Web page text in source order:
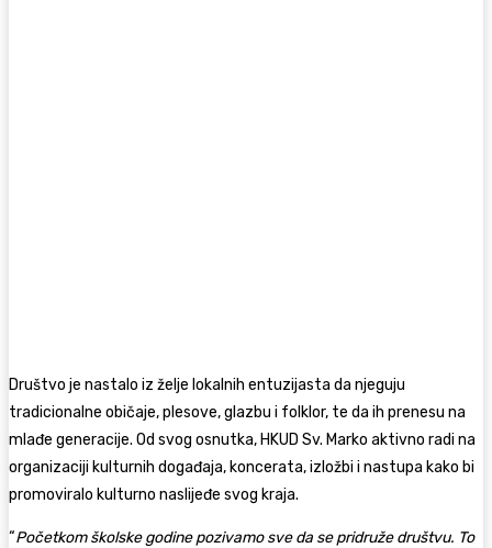
Društvo je nastalo iz želje lokalnih entuzijasta da njeguju
tradicionalne običaje, plesove, glazbu i folklor, te da ih prenesu na
mlađe generacije. Od svog osnutka, HKUD Sv. Marko aktivno radi na
organizaciji kulturnih događaja, koncerata, izložbi i nastupa kako bi
promoviralo kulturno naslijeđe svog kraja.
“Početkom školske godine pozivamo sve da se pridruže društvu. To